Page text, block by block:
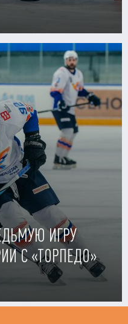
ИГРУ
С «ТОРПЕДО»